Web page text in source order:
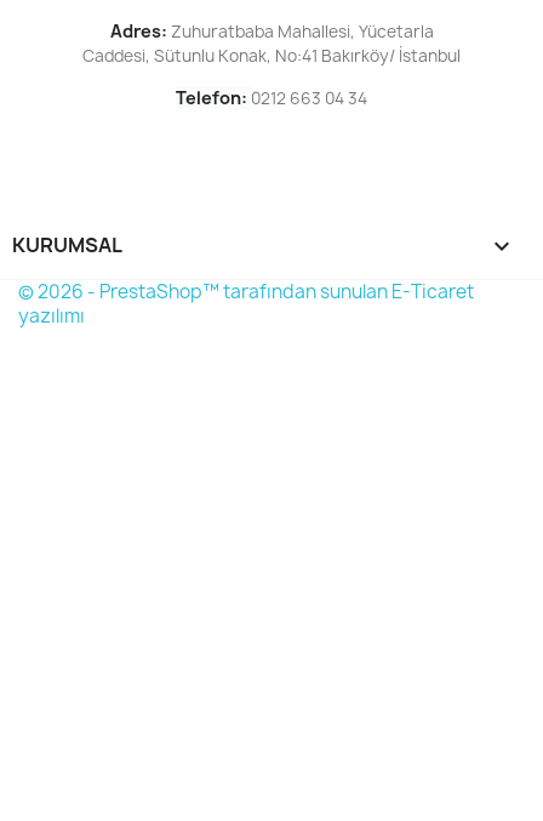
Adres: Zuhuratbaba Mahallesi, Yücetarla
Caddesi, Sütunlu Konak, No:41 Bakırköy/ İstanbul
Telefon: 0212 663 04 34
KURUMSAL 
© 2026 - PrestaShop™ tarafından sunulan E-Ticaret
yazılımı